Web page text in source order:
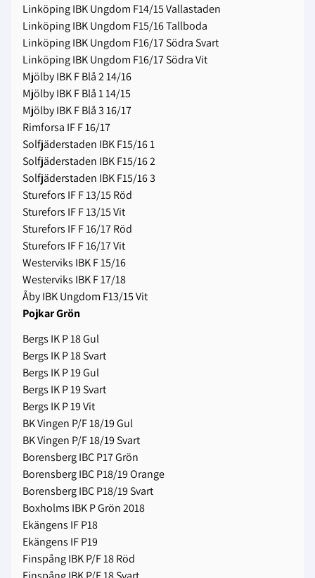
Linköping IBK Ungdom F14/15 Vallastaden
Linköping IBK Ungdom F15/16 Tallboda
Linköping IBK Ungdom F16/17 Södra Svart
Linköping IBK Ungdom F16/17 Södra Vit
Mjölby IBK F Blå 2 14/16
Mjölby IBK F Blå 1 14/15
Mjölby IBK F Blå 3 16/17
Rimforsa IF F 16/17
Solfjäderstaden IBK F15/16 1
Solfjäderstaden IBK F15/16 2
Solfjäderstaden IBK F15/16 3
Sturefors IF F 13/15 Röd
Sturefors IF F 13/15 Vit
Sturefors IF F 16/17 Röd
Sturefors IF F 16/17 Vit
Westerviks IBK F 15/16
Westerviks IBK F 17/18
Åby IBK Ungdom F13/15 Vit
Pojkar Grön
Bergs IK P 18 Gul
Bergs IK P 18 Svart
Bergs IK P 19 Gul
Bergs IK P 19 Svart
Bergs IK P 19 Vit
BK Vingen P/F 18/19 Gul
BK Vingen P/F 18/19 Svart
Borensberg IBC P17 Grön
Borensberg IBC P18/19 Orange
Borensberg IBC P18/19 Svart
Boxholms IBK P Grön 2018
Ekängens IF P18
Ekängens IF P19
Finspång IBK P/F 18 Röd